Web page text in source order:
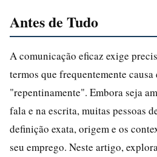
Antes de Tudo
A comunicação eficaz exige
termos que frequentemente
"repentinamente". Embora seja
fala e na escrita, muitas pessoas
definição exata, origem e os
seu emprego. Neste artigo,